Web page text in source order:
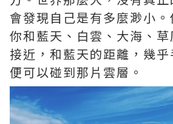
會發現自己是有多麼渺小。
你和藍天、白雲、大海、
接近，和藍天的距離，幾
便可以碰到那片雲層。